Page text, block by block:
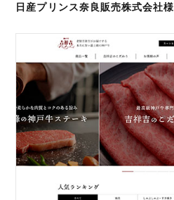
日産プリンス奈良販売株式会社様